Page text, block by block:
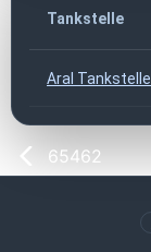
Tankstelle
Aral Tankstelle
65462